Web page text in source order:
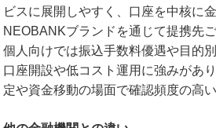
ビスに展開しやすく、口座を中核に
NEOBANKブランドを通じて提携先
個人向けでは振込手数料優遇や目的
口座開設や低コスト運用に強みがあ
定や資金移動の場面で確認頻度の高い